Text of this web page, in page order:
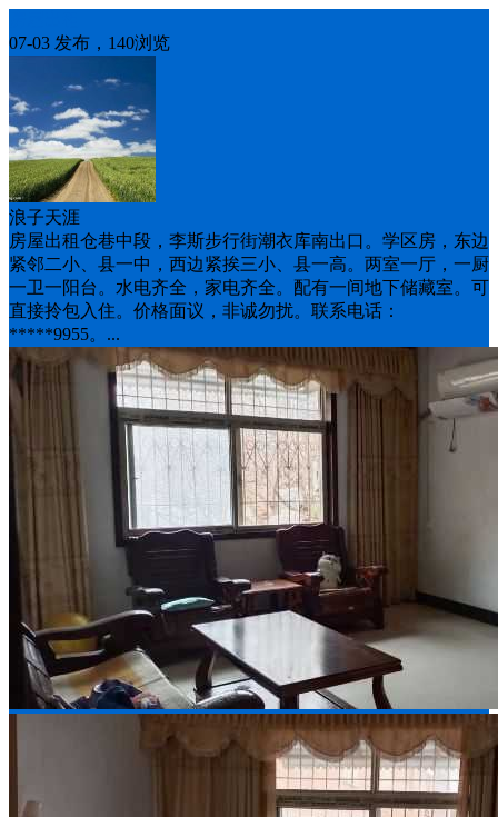
07-03 发布，140浏览
浪子天涯
房屋出租仓巷中段，李斯步行街潮衣库南出口。学区房，东边
紧邻二小、县一中，西边紧挨三小、县一高。两室一厅，一厨
一卫一阳台。水电齐全，家电齐全。配有一间地下储藏室。可
直接拎包入住。价格面议，非诚勿扰。联系电话：
*****9955。...